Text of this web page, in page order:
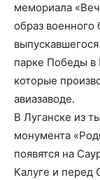
мемориала
образ
парке Победы
которые
авиазаводе.
В Луганске из
монумента
появятся на
Калуге и перед